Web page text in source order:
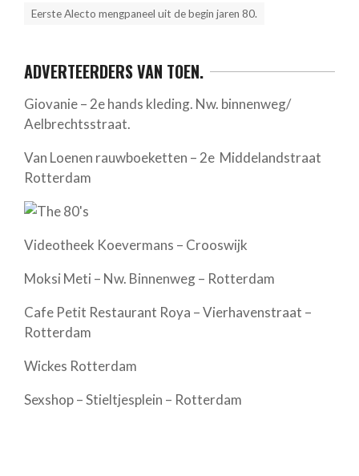
Eerste Alecto mengpaneel uit de begin jaren 80.
ADVERTEERDERS VAN TOEN.
Giovanie – 2e hands kleding. Nw. binnenweg/
Aelbrechtsstraat.
Van Loenen rauwboeketten – 2e Middelandstraat
Rotterdam
Videotheek Koevermans – Crooswijk
Moksi Meti – Nw. Binnenweg – Rotterdam
Cafe Petit Restaurant Roya – Vierhavenstraat –
Rotterdam
Wickes Rotterdam
Sexshop – Stieltjesplein – Rotterdam